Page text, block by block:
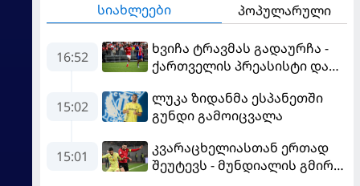
სიახლეები პოპულარული
16:52
ხვიჩა ტრავმას გადაურჩა -
ქართველის პრეასისტი და
იუნაიტედთან"
15:02
ლუკა ზიდანმა ესპანეთში
გუნდი გამოიცვალა
15:01
კვარაცხელიასთან ერთად
შეუტევს - მუნდიალის გმირი